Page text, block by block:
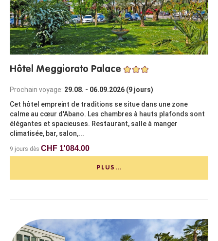
Hôtel Meggiorato Palace
Prochain voyage: 29.08. - 06.09.2026 (9 jours)
Cet hôtel empreint de traditions se situe dans une zone
calme au cœur d'Abano. Les chambres à hauts plafonds sont
élégantes et spacieuses. Restaurant, salle à manger
climatisée, bar, salon,...
9 jours dès CHF 1'084.00
PLUS…